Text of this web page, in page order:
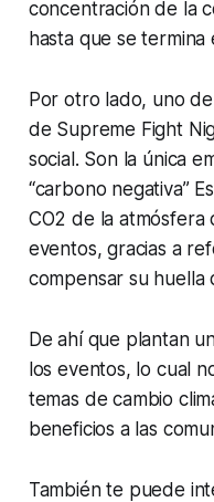
concentración de la
hasta que se termina
Por otro lado, uno
de Supreme Fight
social. Son la única
“carbono negativa”
CO2 de la atmósfera
eventos, gracias a
compensar su huella
De ahí que plantan
los eventos, lo cual
temas de cambio
beneficios a las
También te puede